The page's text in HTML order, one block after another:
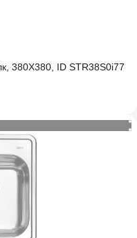
380X380, ID STR38S0i77